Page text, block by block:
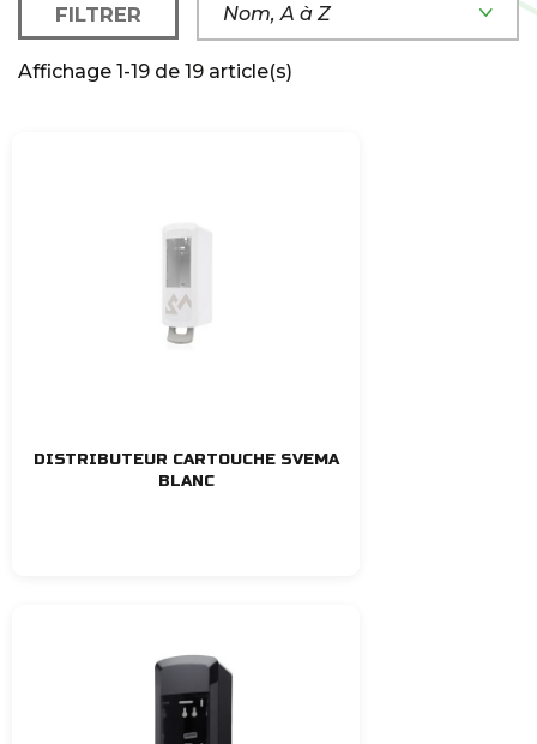
FILTRER Nom, A à Z
Affichage 1-19 de 19 article(s)
DISTRIBUTEUR CARTOUCHE SVEMA
BLANC